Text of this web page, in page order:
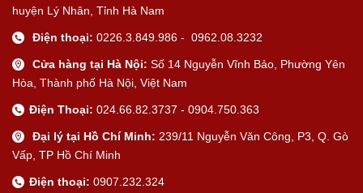
huyện Lý Nhân, Tỉnh Hà Nam
Điện thoại: 0226.3.849.986 - 0962.08.3232
Cửa hàng tại Hà Nội: Số 14 Nguyễn Vĩnh Bảo, Phường Yên
Hòa, Thành phố Hà Nội, Việt Nam
Điện Thoại: 024.66.82.3737 - 0904.750.363
Đại lý tại Hồ Chí Minh: 239/11 Nguyễn Văn Công, P3, Q. Gò
Vấp, TP Hồ Chí Minh
Điện thoại: 0907.232.324